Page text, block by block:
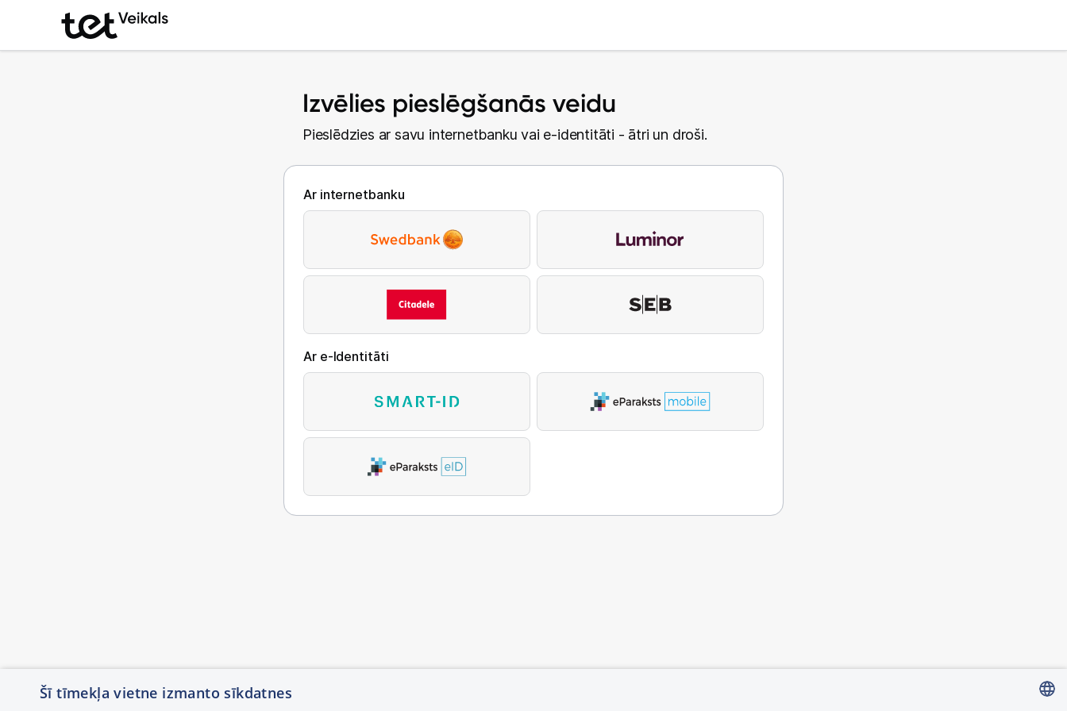
Izvēlies pieslēgšanās veidu
Pieslēdzies ar savu internetbanku vai e-identitāti - ātri un droši.
Ar internetbanku
Ar e-Identitāti
Šī tīmekļa vietne izmanto sīkdatnes